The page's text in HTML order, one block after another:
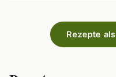
Rezepte